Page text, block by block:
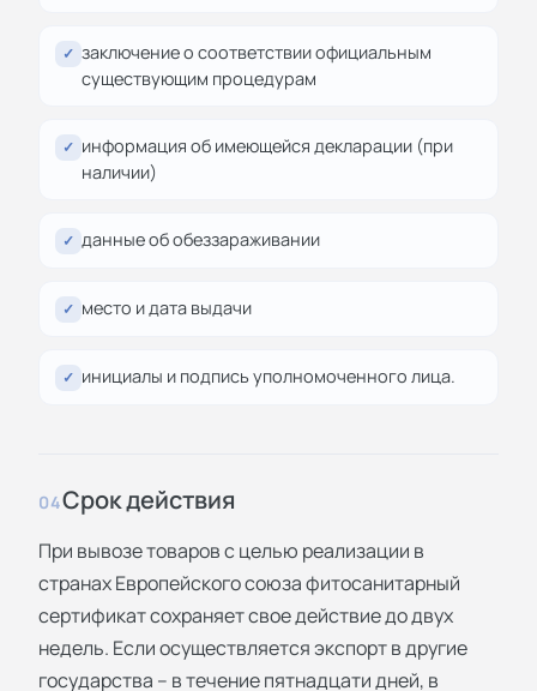
✓ заключение о соответствии официальным
существующим процедурам
✓ информация об имеющейся декларации (при
наличии)
✓ данные об обеззараживании
✓ место и дата выдачи
✓ инициалы и подпись уполномоченного лица.
04Срок действия
При вывозе товаров с целью реализации в
странах Европейского союза фитосанитарный
сертификат сохраняет свое действие до двух
недель. Если осуществляется экспорт в другие
государства – в течение пятнадцати дней, в